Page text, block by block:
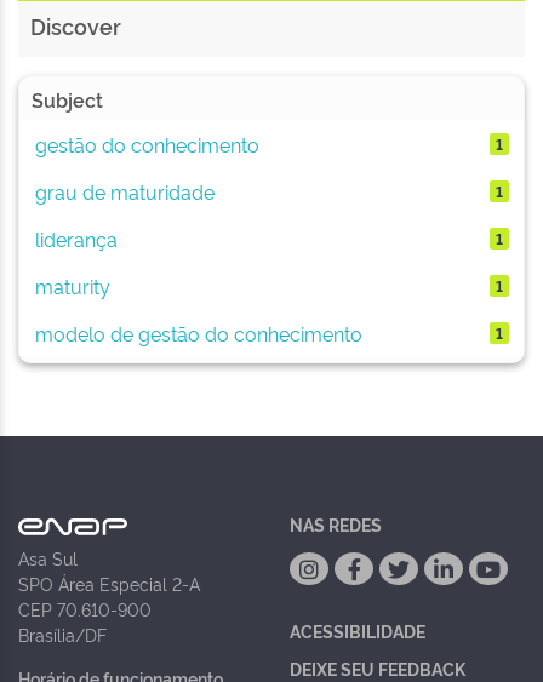
Discover
Subject
gestão do conhecimento
1
grau de maturidade 1
liderança 1
maturity 1
modelo de gestão do conhecimento 1
Asa Sul
SPO Área Especial 2-A
CEP 70.610-900
Brasília/DF
NAS REDES
ACESSIBILIDADE
DEIXE SEU FEEDBACK